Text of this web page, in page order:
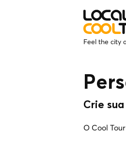
Feel the city
Crie
O Cool